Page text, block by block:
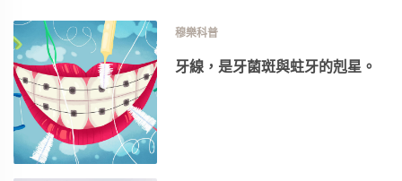
穆樂科普
牙線，是牙菌斑與蛀牙的剋星。